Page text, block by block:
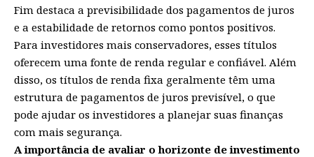
Fim destaca a previsibilidade dos pagamentos de juros
e a estabilidade de retornos como pontos positivos.
Para investidores mais conservadores, esses títulos
oferecem uma fonte de renda regular e confiável. Além
disso, os títulos de renda fixa geralmente têm uma
estrutura de pagamentos de juros previsível, o que
pode ajudar os investidores a planejar suas finanças
com mais segurança.
A importância de avaliar o horizonte de investimento